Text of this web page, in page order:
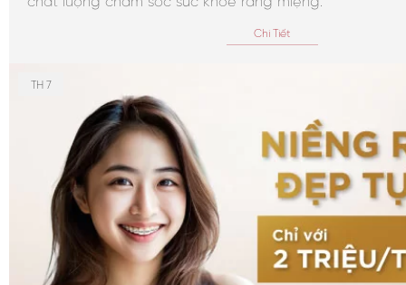
Chi Tiết
TH 7